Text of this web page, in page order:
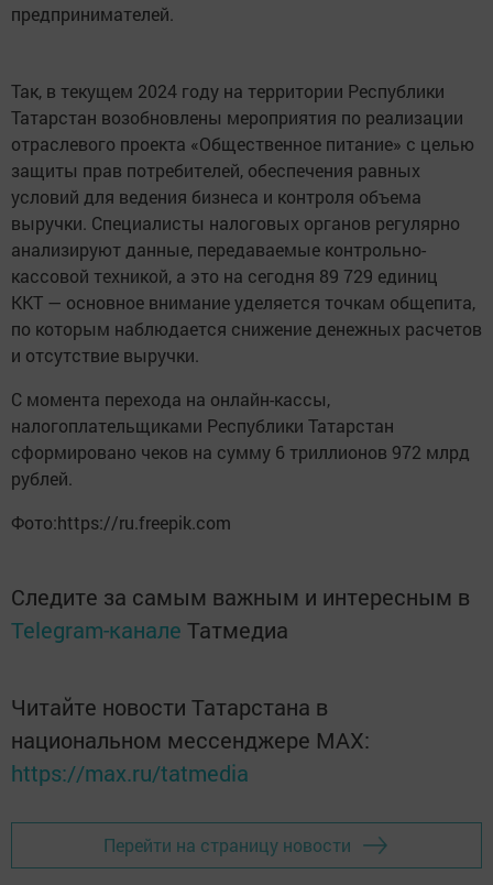
предпринимателей.
Так, в текущем 2024 году на территории Республики
Татарстан возобновлены мероприятия по реализации
отраслевого проекта «Общественное питание» с целью
защиты прав потребителей, обеспечения равных
условий для ведения бизнеса и контроля объема
выручки. Специалисты налоговых органов регулярно
анализируют данные, передаваемые контрольно-
кассовой техникой, а это на сегодня 89 729 единиц
ККТ — основное внимание уделяется точкам общепита,
по которым наблюдается снижение денежных расчетов
и отсутствие выручки.
C момента перехода на онлайн-кассы,
налогоплательщиками Республики Татарстан
сформировано чеков на сумму 6 триллионов 972 млрд
рублей.
Фото:https://ru.freepik.com
Следите за самым важным и интересным в
Telegram-канале Татмедиа
Читайте новости Татарстана в
национальном мессенджере MАХ:
https://max.ru/tatmedia
Перейти на страницу новости